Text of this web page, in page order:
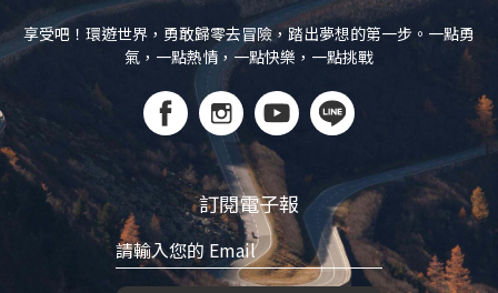
享受吧！環遊世界，勇敢歸零去冒險，踏出夢想的第一步。一點勇
氣，一點熱情，一點快樂，一點挑戰
訂閱電子報